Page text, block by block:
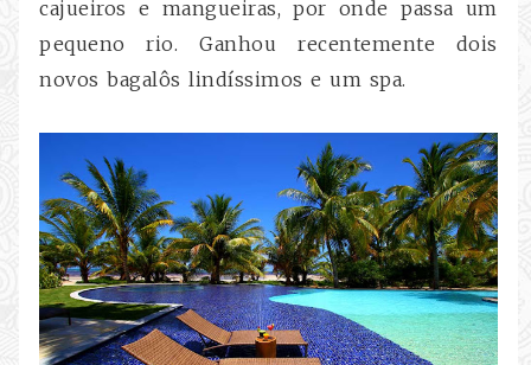
cajueiros e mangueiras, por onde passa um
pequeno rio. Ganhou recentemente dois
novos bagalôs lindíssimos e um spa.